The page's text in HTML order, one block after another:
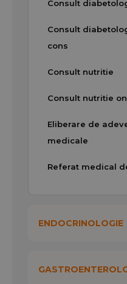
Consult
Consult
cons
Consult nutritie
Consult nutritie
Eliberare de
medicale
Referat medical
ENDOCRINOLOGIE